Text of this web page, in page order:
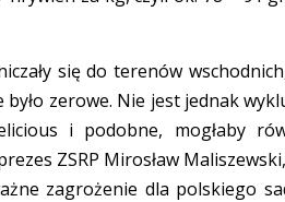
się do terenów
zerowe. Nie jest jednak
i podobne, mogłaby
ZSRP Mirosław
zagrożenie dla polskiego